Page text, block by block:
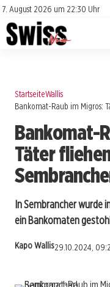
7. August 2026 um 22:30 Uhr
Impressum
Datenschutz
Jobs
Events
StartseiteWallis
Bankomat-Raub im Migros:
Bankomat-
Täter
In Sembrancher wurde
ein Bankomaten
Kapo Wallis29.10.2024,